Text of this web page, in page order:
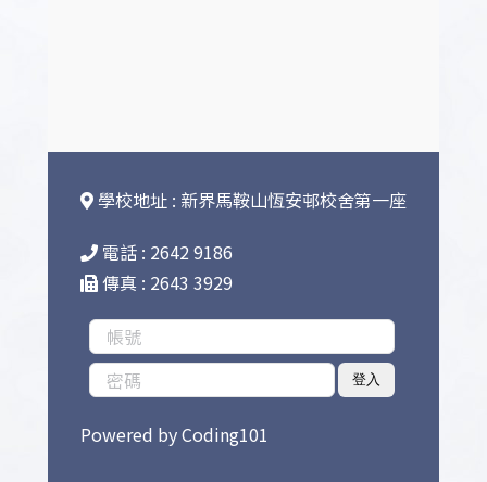
學校地址 : 新界馬鞍山恆安邨校舍第一座
電話 : 2642 9186
傳真 : 2643 3929
登入
Powered byCoding101